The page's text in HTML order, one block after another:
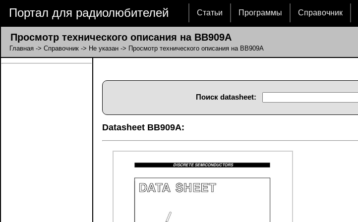
Портал для радиолюбителей Статьи Программы Справочник
Просмотр технического описания на BB909A
Главная -> Справочник -> Не указан -> Просмотр технического описания на BB909A
Поиск datasheet:
Datasheet BB909A: